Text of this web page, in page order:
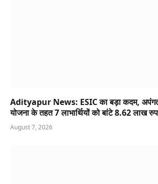
Adityapur News: ESIC का बड़ा कदम,
योजना के तहत 7 लाभार्थियों को बांटे 8.62 लाख
August 7, 2026